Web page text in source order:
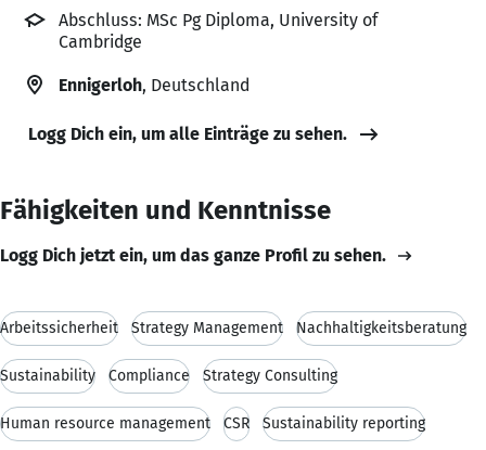
Abschluss: MSc Pg Diploma, University of
Cambridge
Ennigerloh, Deutschland
Logg Dich ein, um alle Einträge zu sehen.
Fähigkeiten und Kenntnisse
Logg Dich jetzt ein, um das ganze Profil zu sehen.
Arbeitssicherheit Strategy Management Nachhaltigkeitsberatung
Sustainability Compliance Strategy Consulting
Human resource management CSR Sustainability reporting